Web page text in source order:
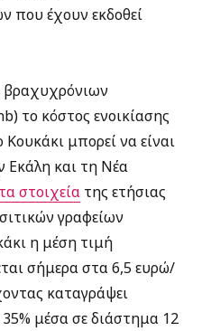
που έχουν εκδοθεί
το κόστος ενοικίασης
μπορεί να είναι
Εκάλη και τη Νέα
στοιχεία της ετήσιας
γραφείων
η μέση τιμή
σήμερα στα 6,5 ευρώ/
καταγράψει
μέσα σε διάστημα 12